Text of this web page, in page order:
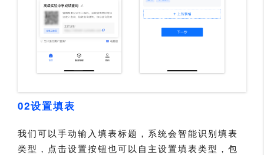
02设置填表
我们可以手动输入填表标题，系统会智能识别填表
类型，点击设置按钮也可以自主设置填表类型，包